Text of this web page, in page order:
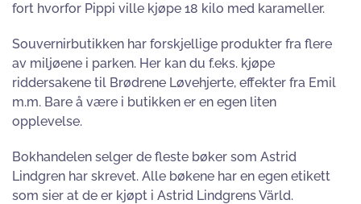
fort hvorfor Pippi ville kjøpe 18 kilo med karameller.
Souvernirbutikken har forskjellige produkter fra flere
av miljøene i parken. Her kan du f.eks. kjøpe
riddersakene til Brødrene Løvehjerte, effekter fra Emil
m.m. Bare å være i butikken er en egen liten
opplevelse.
Bokhandelen selger de fleste bøker som Astrid
Lindgren har skrevet. Alle bøkene har en egen etikett
som sier at de er kjøpt i Astrid Lindgrens Värld.